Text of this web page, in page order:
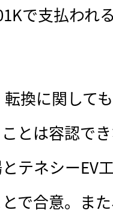
で支払われ
換に関して
とは容認で
テネシーEV
で合意。ま